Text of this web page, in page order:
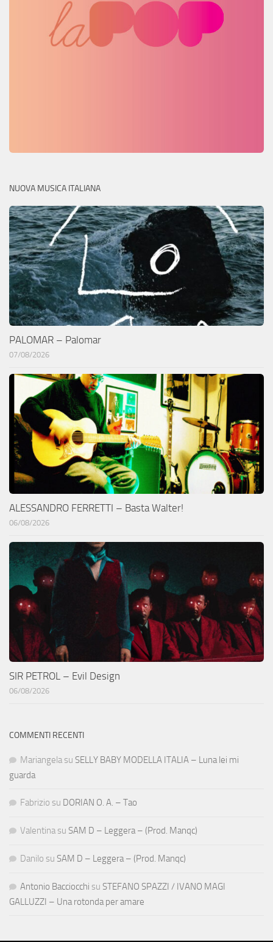
NUOVA MUSICA ITALIANA
PALOMAR – Palomar
07/08/2026
ALESSANDRO FERRETTI – Basta Walter!
06/08/2026
SIR PETROL – Evil Design
06/08/2026
COMMENTI RECENTI
Mariangela su SELLY BABY MODELLA ITALIA – Luna lei mi
guarda
Fabrizio su DORIAN O. A. – Tao
Valentina su SAM D – Leggera – (Prod. Manqc)
Danilo su SAM D – Leggera – (Prod. Manqc)
Antonio Bacciocchi su STEFANO SPAZZI / IVANO MAGI
GALLUZZI – Una rotonda per amare